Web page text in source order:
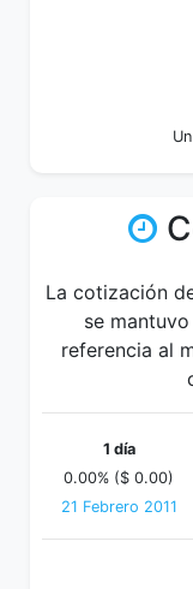
La cotización
se
referencia al
1 día
0.00% ($ 0.00)
21 Febrero 2011